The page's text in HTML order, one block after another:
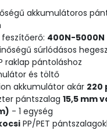
akkumulátoros
400N-5000N
súrlódásos
raklap pántoláshoz
és töltő
akkumulátor akár 220
pántszalag 15,5 mm
- 1 egység
PP/PET